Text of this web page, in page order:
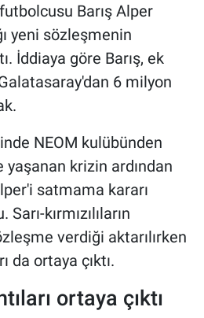
Barış Alper
yeni sözleşmenin
İddiaya göre Barış, ek
6 milyon
NEOM kulübünden
krizin ardından
satmama kararı
kırmızılıların
verdiği aktarılırken
da ortaya çıktı.
ortaya çıktı